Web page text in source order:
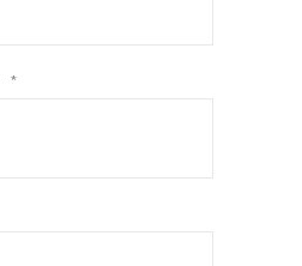
*